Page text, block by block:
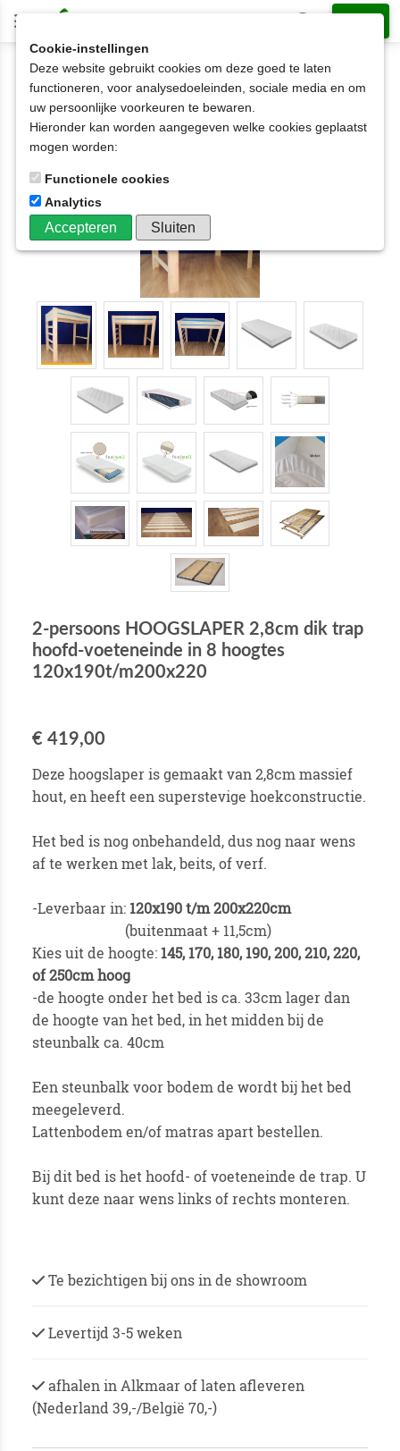
2-persoons Hoogslaper
2-persoonshoogslaper in 8 hoogtes
2-persoons HOOGSLAPER 2,8cm dik trap hoofd-
voeteneinde in 8 hoogtes 120x190t/m200x220
2-persoons HOOGSLAPER 2,8cm dik trap
hoofd-voeteneinde in 8 hoogtes
120x190t/m200x220
€ 419,00
Deze hoogslaper is gemaakt van 2,8cm massief
hout, en heeft een superstevige hoekconstructie.
Het bed is nog onbehandeld, dus nog naar wens
af te werken met lak, beits, of verf.
-Leverbaar in: 120x190 t/m 200x220cm
(buitenmaat + 11,5cm)
Kies uit de hoogte: 145, 170, 180, 190, 200, 210, 220,
of 250cm hoog
-de hoogte onder het bed is ca. 33cm lager dan
de hoogte van het bed, in het midden bij de
steunbalk ca. 40cm
Een steunbalk voor bodem de wordt bij het bed
meegeleverd.
Lattenbodem en/of matras apart bestellen.
Bij dit bed is het hoofd- of voeteneinde de trap. U
kunt deze naar wens links of rechts monteren.
Te bezichtigen bij ons in de showroom
Levertijd 3-5 weken
afhalen in Alkmaar of laten afleveren
(Nederland 39,-/België 70,-)
Cookie-instellingen
Deze website gebruikt cookies om deze goed te laten
functioneren, voor analysedoeleinden, sociale media en om
uw persoonlijke voorkeuren te bewaren.
Hieronder kan worden aangegeven welke cookies geplaatst
mogen worden:
Functionele cookies
Analytics
Accepteren Sluiten